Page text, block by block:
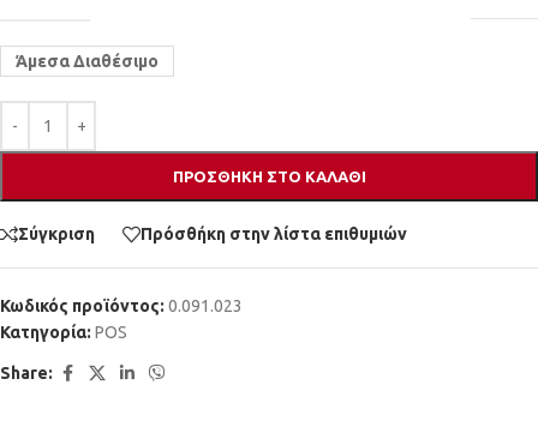
Άμεσα Διαθέσιμο
ΠΡΟΣΘΉΚΗ ΣΤΟ ΚΑΛΆΘΙ
Σύγκριση Πρόσθήκη στην λίστα επιθυμιών
Κωδικός προϊόντος: 0.091.023
Κατηγορία: POS
Share: